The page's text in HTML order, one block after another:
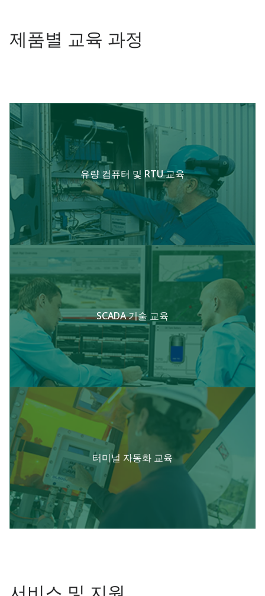
제품별 교육 과정
유량 컴퓨터 및 RTU 교육
SCADA 기술 교육
터미널 자동화 교육